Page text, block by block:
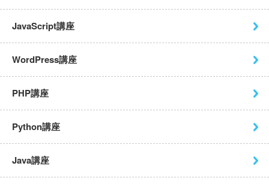
JavaScript講座
WordPress講座
PHP講座
Python講座
Java講座